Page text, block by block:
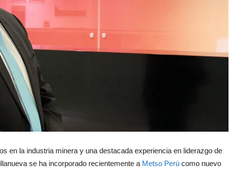
en la industria minera y una destacada experiencia en liderazgo de
se ha incorporado recientemente a Metso Perú como nuevo